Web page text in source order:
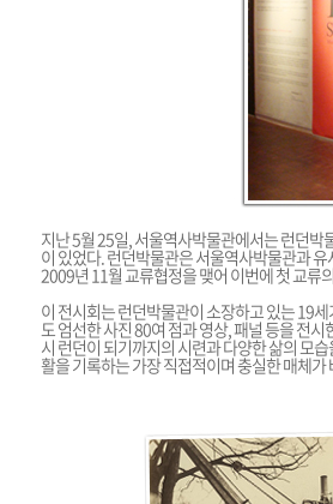
지난 5월 25일, 서울역사박물관에서는 런던
이 있었다. 런던박물관은 서울역사박물관과
2009년 11월 교류협정을 맺어 이번에 첫 교류
이 전시회는 런던박물관이 소장하고 있는 19
도 엄선한 사진 80여 점과 영상, 패널 등을 전
시 런던이 되기까지의 시련과 다양한 삶의 모
활을 기록하는 가장 직접적이며 충실한 매체가